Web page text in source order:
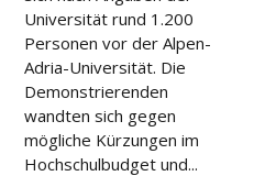
Universität rund 1.200
Personen vor der Alpen-
Adria-Universität. Die
Demonstrierenden
wandten sich gegen
mögliche Kürzungen im
Hochschulbudget und...